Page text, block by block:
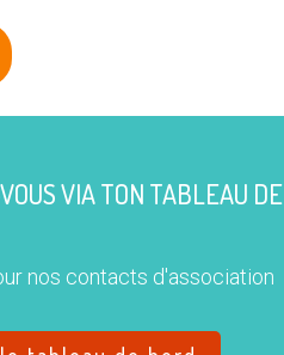
VIA TON TABLEAU DE
nos contacts d'association